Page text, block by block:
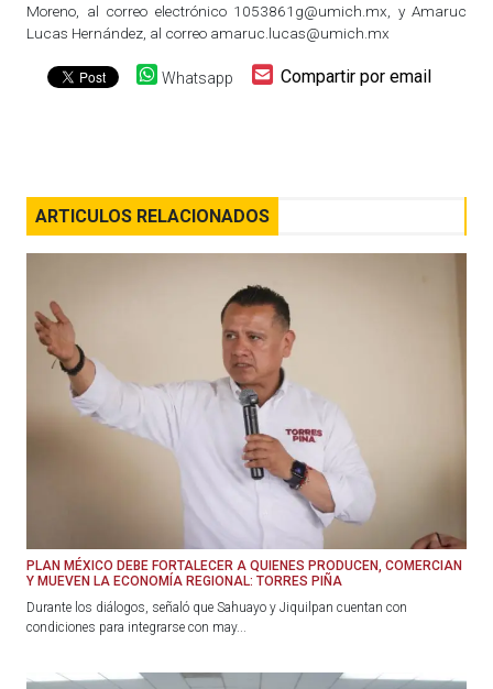
Moreno, al correo electrónico 1053861g@umich.mx, y Amaruc
Lucas Hernández, al correo amaruc.lucas@umich.mx
Whatsapp Compartir por email
ARTICULOS RELACIONADOS
PLAN MÉXICO DEBE FORTALECER A QUIENES PRODUCEN, COMERCIAN
Y MUEVEN LA ECONOMÍA REGIONAL: TORRES PIÑA
Durante los diálogos, señaló que Sahuayo y Jiquilpan cuentan con
condiciones para integrarse con may...